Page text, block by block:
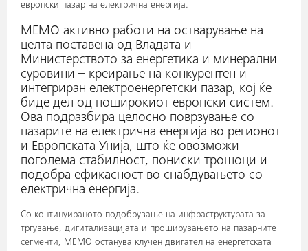
европски пазар на електрична енергија.
МЕМО активно работи на остварување на
целта поставена од Владата и
Министерството за енергетика и минерални
суровини – креирање на конкурентен и
интегриран електроенергетски пазар, кој ќе
биде дел од поширокиот европски систем.
Ова подразбира целосно поврзување со
пазарите на електрична енергија во регионот
и Европската Унија, што ќе овозможи
поголема стабилност, пониски трошоци и
подобра ефикасност во снабдувањето со
електрична енергија.
Со континуираното подобрување на инфраструктурата за
тргување, дигитализацијата и проширувањето на пазарните
сегменти, МЕМО останува клучен двигател на енергетската